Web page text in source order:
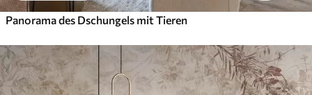
Panorama des Dschungels mit Tieren